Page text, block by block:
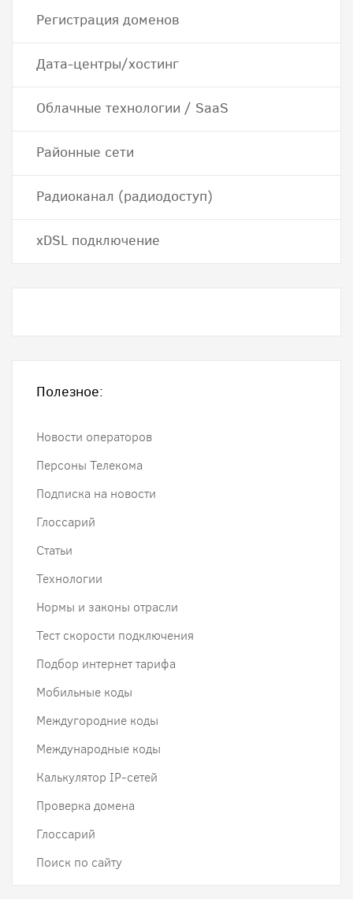
Регистрация доменов
Дата-центры/хостинг
Облачные технологии / SaaS
Районные сети
Радиоканал (радиодоступ)
хDSL подключение
Полезное:
Новости операторов
Персоны Телекома
Подписка на новости
Глоссарий
Статьи
Технологии
Нормы и законы отрасли
Тест скорости подключения
Подбор интернет тарифа
Мобильные коды
Междугородние коды
Международные коды
Калькулятор IP-сетей
Проверка домена
Глоссарий
Поиск по сайту